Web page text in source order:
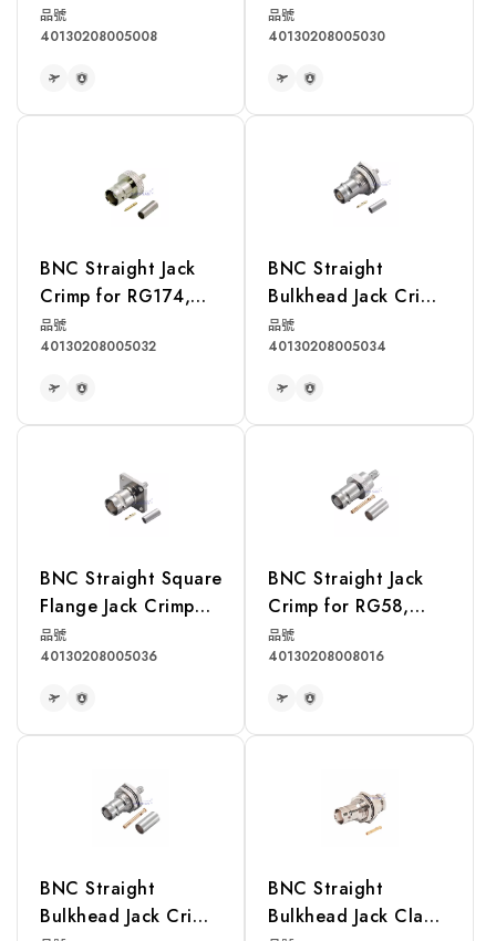
Bulkhead Jack Crimp
for RG174, RG316,
RG188 Cable
品號
40130208005008
for RG174, RG316,
RG188, LMR100A
Cable
品號
40130208005030
BNC Straight Jack
Crimp for RG174,
RG316, RG188, LMR
100A Cable
品號
40130208005032
BNC Straight
Bulkhead Jack Crimp
for RG174, RG316,
RG188, LMR100A
Cable
品號
40130208005034
BNC Straight Square
Flange Jack Crimp
for RG174, RG316,
RG188, LMR100A
Cable
品號
40130208005036
BNC Straight Jack
Crimp for RG58,
LMR195 Cable
品號
40130208008016
BNC Straight
Bulkhead Jack Crimp
BNC Straight
Bulkhead Jack Clamp